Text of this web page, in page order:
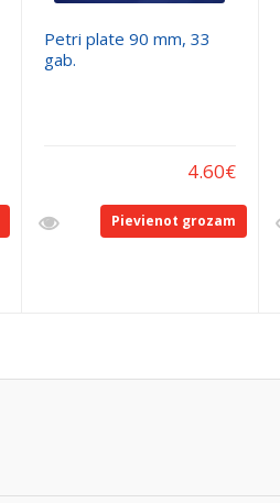
Petri plate 90 mm, 33
gab.
4.60€
Pievienot grozam